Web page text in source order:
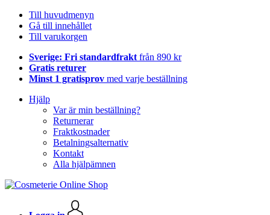
Till huvudmenyn
Gå till innehållet
Till varukorgen
Sverige: Fri standardfrakt från 890 kr
Gratis returer
Minst 1 gratisprov med varje beställning
Hjälp
Var är min beställning?
Returnerar
Fraktkostnader
Betalningsalternativ
Kontakt
Alla hjälpämnen